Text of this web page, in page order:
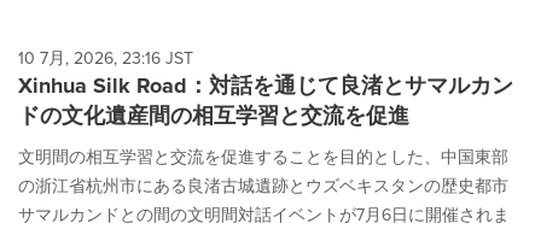
10 7月, 2026, 23:16 JST
Xinhua Silk Road：対話を通じて良渚とサマルカン
ドの文化遺産間の相互学習と交流を促進
文明間の相互学習と交流を促進することを目的とした、中国東部
の浙江省杭州市にある良渚古城遺跡とウズベキスタンの歴史都市
サマルカンドとの間の文明間対話イベントが7月6日に開催されま